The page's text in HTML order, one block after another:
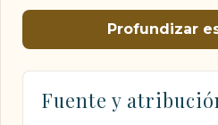
Profundizar
Fuente y